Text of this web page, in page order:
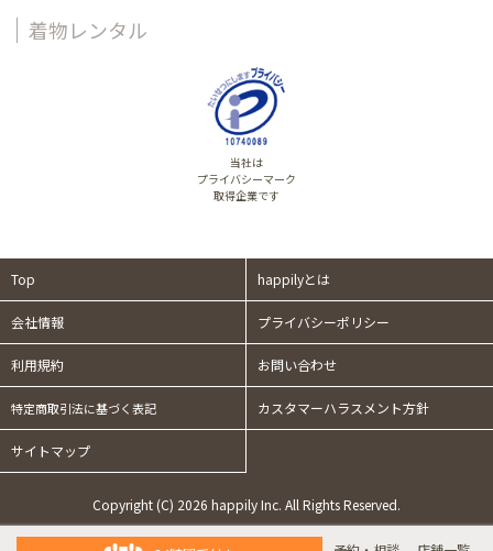
着物レンタル
当社は
プライバシーマーク
取得企業です
Top happilyとは
会社情報 プライバシーポリシー
利用規約 お問い合わせ
特定商取引法に基づく表記 カスタマーハラスメント方針
サイトマップ
Copyright (C) 2026 happily Inc. All Rights Reserved.